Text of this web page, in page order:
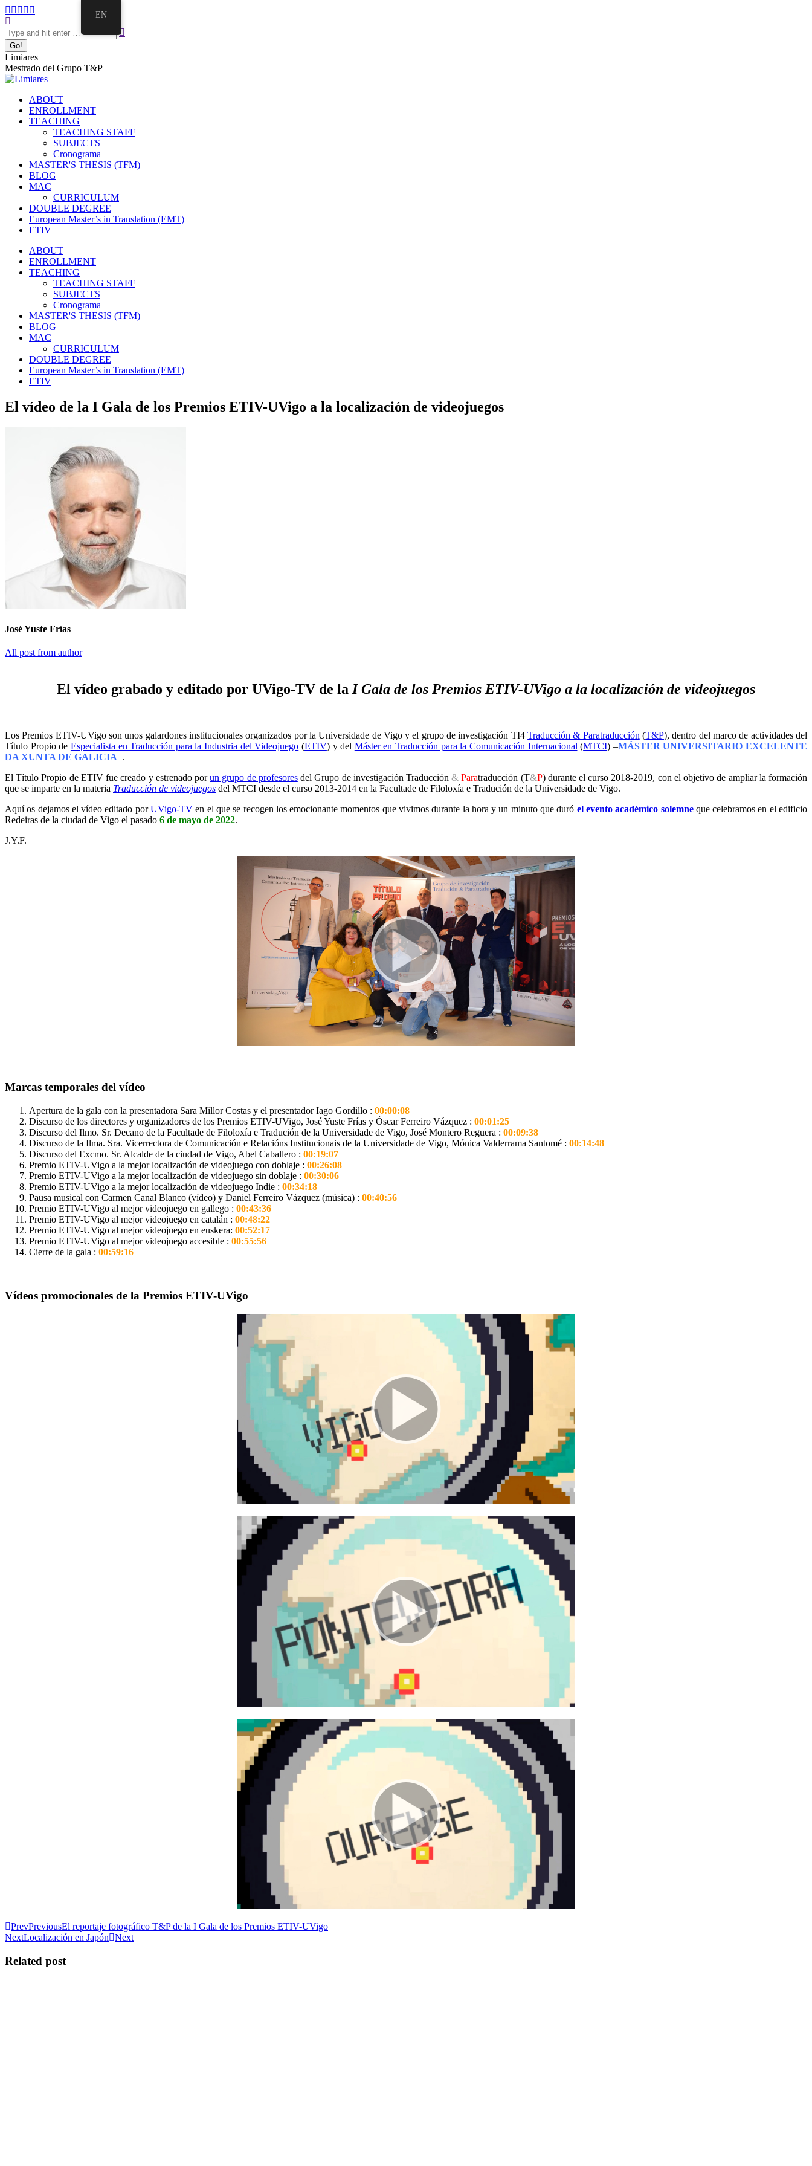
Skip
to
content
Facebook
opens
in
new
window
Twitter
opens
in
new
window
Mail
opens
in
new
window
Instagram
opens
in
window
opens
in
window
Search:
Limiares
Mestrado del Grupo T&P
ABOUT
ENROLLMENT
TEACHING
TEACHING STAFF
SUBJECTS
Cronograma
MASTER'S THESIS (TFM)
BLOG
MAC
CURRICULUM
DOUBLE DEGREE
European Master’s in Translation (EMT)
ETIV
ABOUT
ENROLLMENT
TEACHING
TEACHING STAFF
SUBJECTS
Cronograma
MASTER'S THESIS (TFM)
BLOG
MAC
CURRICULUM
DOUBLE DEGREE
European Master’s in Translation (EMT)
ETIV
El vídeo de la I Gala de los Premios ETIV-UVigo a la localización de videojuegos
José Yuste Frías
All post from author
El vídeo grabado y editado por UVigo-TV de laI Gala de los Premios ETIV-UVigo a la localización de videojuegos
Los Premios ETIV-UVigo son unos galardones institucionales organizados por la Universidade de Vigo y el grupo de investigación TI4Traducción & Paratraducción (T&P), dentro del marco de actividades del
Título Propio de Especialista en Traducción para la Industria del Videojuego (ETIV) y del Máster en Traducción para la Comunicación Internacional (MTCI) –MÁSTER UNIVERSITARIO EXCELENTE
DA XUNTA DE GALICIA–.
El Título Propio de ETIV fue creado y estrenado porun grupo de profesoresdel Grupo de investigación Traducción& Paratraducción (T&P) durante el curso 2018-2019, con el objetivo de ampliar la formación
que se imparte en la materia Traducción de videojuegos del MTCI desde el curso 2013-2014 en la Facultade de Filoloxía e Tradución de la Universidade de Vigo.
Aquí os dejamos el vídeo editado porUVigo-TV en el que se recogen los emocionante momentos que vivimos durante la hora y un minuto que duró el evento académico solemneque celebramos en el edificio
Redeiras de la ciudad de Vigo el pasado 6 de mayo de 2022.
J.Y.F.
Marcas temporales del vídeo
Apertura de la gala con la presentadora Sara Millor Costas y el presentador Iago Gordillo : 00:00:08
Discurso de los directores y organizadores de los Premios ETIV-UVigo, José Yuste Frías y Óscar Ferreiro Vázquez : 00:01:25
Discurso del Ilmo. Sr. Decano de la Facultade de Filoloxía e Tradución de la Universidade de Vigo, José Montero Reguera : 00:09:38
Discurso de la Ilma. Sra. Vicerrectora de Comunicación e Relacións Institucionais de la Universidade de Vigo, Mónica Valderrama Santomé : 00:14:48
Discurso del Excmo. Sr. Alcalde de la ciudad de Vigo, Abel Caballero : 00:19:07
Premio ETIV-UVigo a la mejor localización de videojuego con doblaje : 00:26:08
Premio ETIV-UVigo a la mejor localización de videojuego sin doblaje : 00:30:06
Premio ETIV-UVigo a la mejor localización de videojuego Indie : 00:34:18
Pausa musical con Carmen Canal Blanco (vídeo) y Daniel Ferreiro Vázquez (música) : 00:40:56
Premio ETIV-UVigo al mejor videojuego en gallego : 00:43:36
Premio ETIV-UVigo al mejor videojuego en catalán : 00:48:22
Premio ETIV-UVigo al mejor videojuego en euskera: 00:52:17
Premio ETIV-UVigo al mejor videojuego accesible : 00:55:56
Cierre de la gala : 00:59:16
Vídeos promocionales de la Premios ETIV-UVigo
PrevPreviousEl reportaje fotográfico T&P de la I Gala de los Premios ETIV-UVigo
NextLocalización en Japón Next
Related post
EN